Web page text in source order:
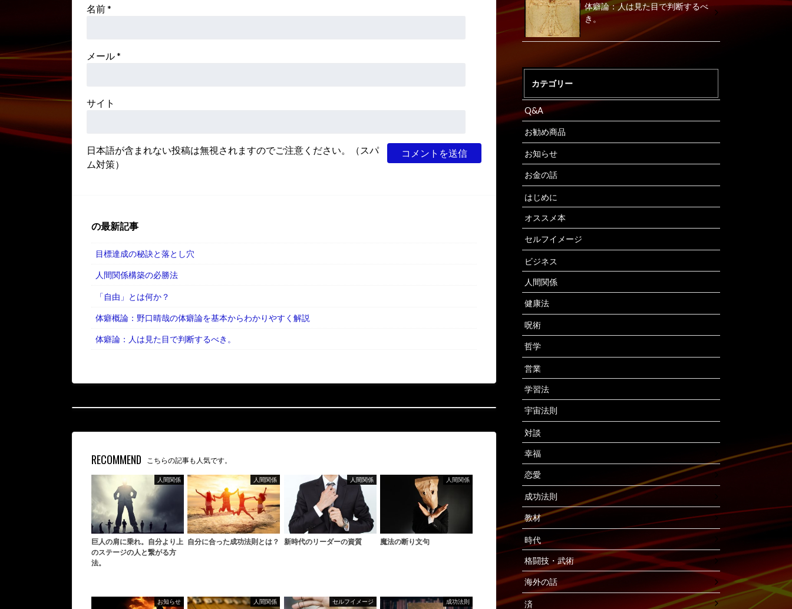
名前*
メール*
サイト
日本語が含まれない投稿は無視されますのでご注意ください。（スパ
ム対策）
の最新記事
目標達成の秘訣と落とし穴
人間関係構築の必勝法
「自由」とは何か？
体癖概論：野口晴哉の体癖論を基本からわかりやすく解説
体癖論：人は見た目で判断するべき。
RECOMMEND こちらの記事も人気です。
人間関係
巨人の肩に乗れ。自分より上
のステージの人と繋がる方
法。
人間関係
自分に合った成功法則とは？
人間関係
新時代のリーダーの資質
人間関係
魔法の断り文句
お知らせ 人間関係 セルフイメージ 成功法則
体癖論：人は見た目で判断するべ
き。
カテゴリー
Q&A
お勧め商品
お知らせ
お金の話
はじめに
オススメ本
セルフイメージ
ビジネス
人間関係
健康法
呪術
哲学
営業
学習法
宇宙法則
対談
幸福
恋愛
成功法則
教材
時代
格闘技・武術
海外の話
済